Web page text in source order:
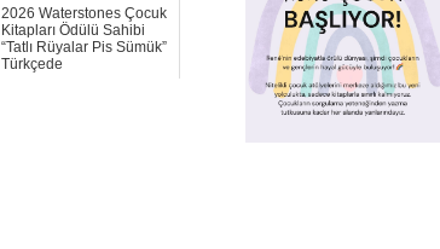
2026 Waterstones Çocuk
Kitapları Ödülü Sahibi
“Tatlı Rüyalar Pis Sümük”
Türkçede